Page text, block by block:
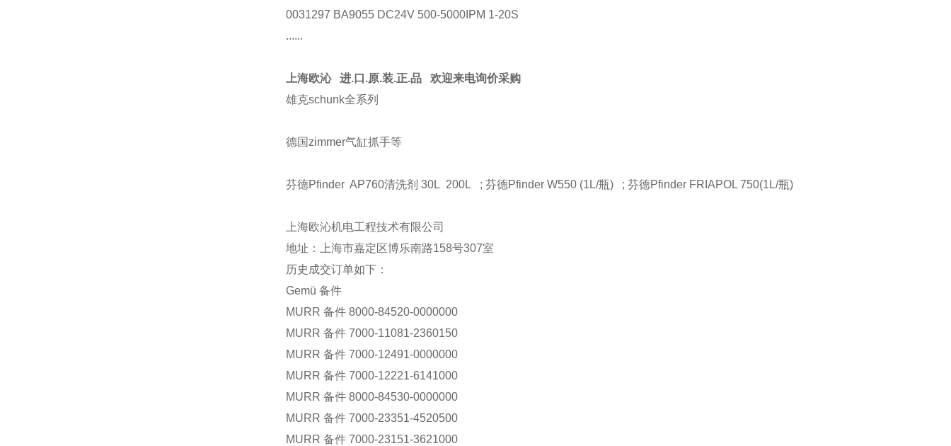
0031297 BA9055 DC24V 500-5000IPM 1-20S
......
上海欧沁 进.口.原.装.正.品 欢迎来电询价采购
雄克schunk全系列
德国zimmer气缸抓手等
芬德Pfinder AP760清洗剂 30L 200L ; 芬德Pfinder W550 (1L/瓶) ; 芬德Pfinder FRIAPOL 750(1L/瓶)
上海欧沁机电工程技术有限公司
地址：上海市嘉定区博乐南路158号307室
历史成交订单如下：
Gemü 备件
MURR 备件 8000-84520-0000000
MURR 备件 7000-11081-2360150
MURR 备件 7000-12491-0000000
MURR 备件 7000-12221-6141000
MURR 备件 8000-84530-0000000
MURR 备件 7000-23351-4520500
MURR 备件 7000-23151-3621000